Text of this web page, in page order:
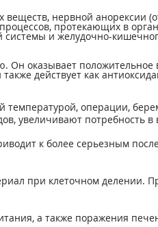
нервной анорексии
протекающих в
и желудочно-
Он оказывает
действует как
температурой, операции,
увеличивают потребность
к более серьезным
при клеточном делении.
а также поражения